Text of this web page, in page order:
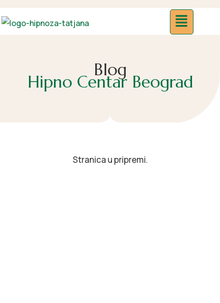
Blog
Hipno Centar Beograd
Stranica u pripremi.